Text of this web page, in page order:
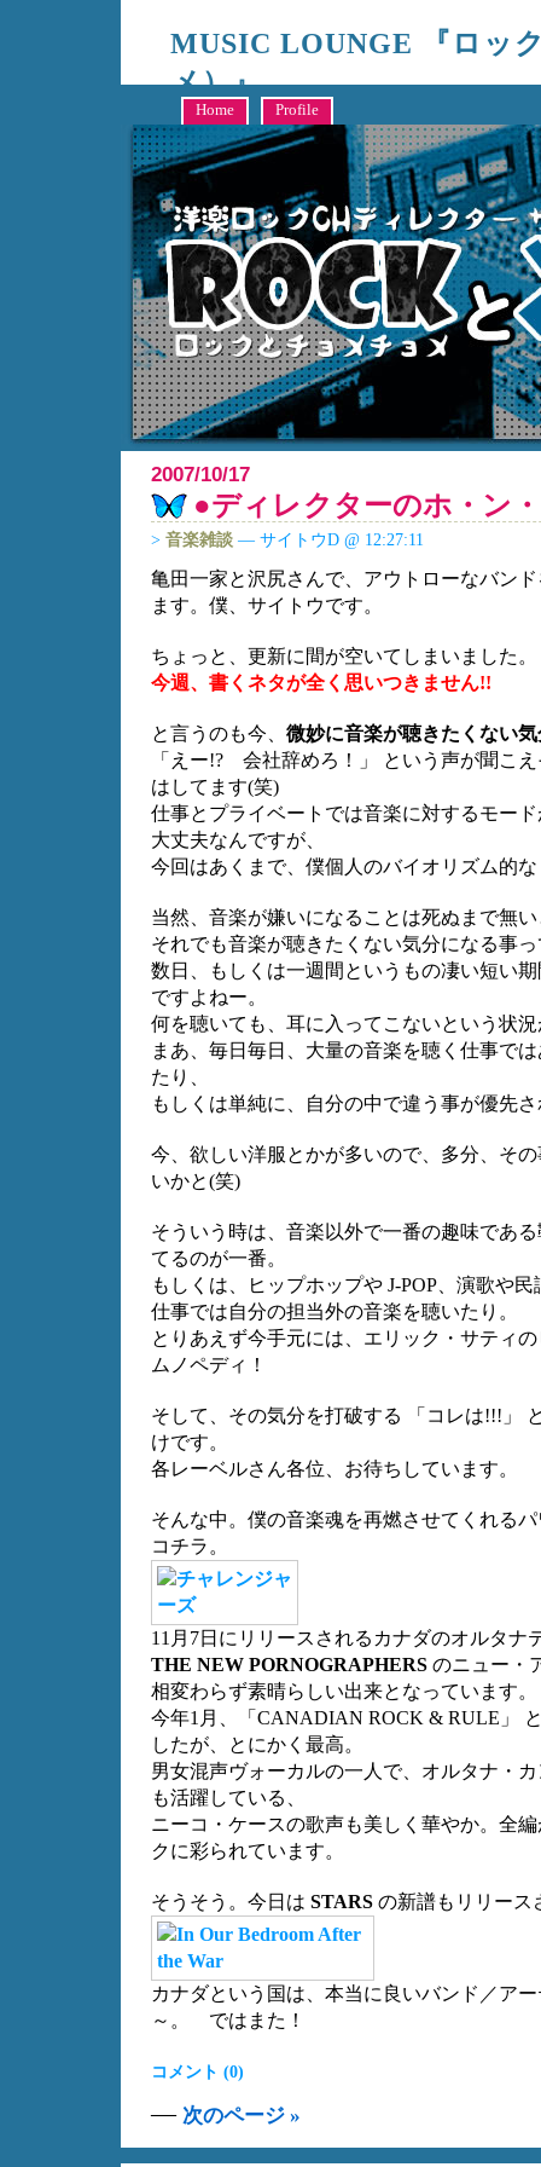
MUSIC LOUNGE 『ロッ
メ）』
キャンシステム編成部、洋楽制作ディレクターサイトウによ
Home Profile
2007/10/17
●ディレクターのホ・ン
> 音楽雑談 — サイトウD @ 12:27:11
亀田一家と沢尻さんで、アウトローなバン
ます。僕、サイトウです。
ちょっと、更新に間が空いてしまいました。
今週、書くネタが全く思いつきません!!
と言うのも今、 微妙に音楽が聴きたくない気
「えー!? 会社辞めろ！」 という声が聞こ
はしてます(笑)
仕事とプライベートでは音楽に対するモー
大丈夫なんですが、
今回はあくまで、僕個人のバイオリズム的
当然、音楽が嫌いになることは死ぬまで無
それでも音楽が聴きたくない気分になる事っ
数日、もしくは一週間というもの凄い短い
ですよねー。
何を聴いても、耳に入ってこないという状
まあ、毎日毎日、大量の音楽を聴く仕事で
たり、
もしくは単純に、自分の中で違う事が優先
今、欲しい洋服とかが多いので、多分、そ
いかと(笑)
そういう時は、音楽以外で一番の趣味であ
てるのが一番。
もしくは、ヒップホップや J-POP、演歌や
仕事では自分の担当外の音楽を聴いたり。
とりあえず今手元には、エリック・サティ
ムノペディ！
そして、その気分を打破する 「コレは!!!」
けです。
各レーベルさん各位、お待ちしています。
そんな中。僕の音楽魂を再燃させてくれる
コチラ。
11月7日にリリースされるカナダのオルタナ
THE NEW PORNOGRAPHERS のニュー・
相変わらず素晴らしい出来となっています。
今年1月、「CANADIAN ROCK & RULE」
したが、とにかく最高。
男女混声ヴォーカルの一人で、オルタナ・
も活躍している、
ニーコ・ケースの歌声も美しく華やか。全
クに彩られています。
そうそう。今日は STARS の新譜もリリース
カナダという国は、本当に良いバンド／ア
～。 ではまた！
コメント (0)
— 次のページ »